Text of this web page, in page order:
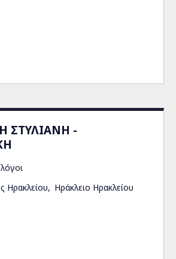
ΣΤΥΛΙΑΝΗ -
Ηρακλείου Ηράκλειο Ηρακλείου